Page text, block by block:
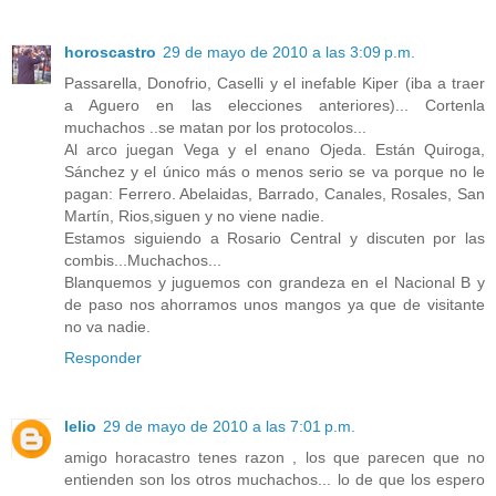
horoscastro 29 de mayo de 2010 a las 3:09 p.m.
Passarella, Donofrio, Caselli y el inefable Kiper (iba a traer
a Aguero en las elecciones anteriores)... Cortenla
muchachos ..se matan por los protocolos...
Al arco juegan Vega y el enano Ojeda. Están Quiroga,
Sánchez y el único más o menos serio se va porque no le
pagan: Ferrero. Abelaidas, Barrado, Canales, Rosales, San
Martín, Rios,siguen y no viene nadie.
Estamos siguiendo a Rosario Central y discuten por las
combis...Muchachos...
Blanquemos y juguemos con grandeza en el Nacional B y
de paso nos ahorramos unos mangos ya que de visitante
no va nadie.
Responder
lelio 29 de mayo de 2010 a las 7:01 p.m.
amigo horacastro tenes razon , los que parecen que no
entienden son los otros muchachos... lo de que los espero